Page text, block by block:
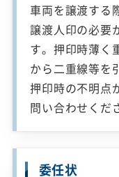
車両を譲渡する
譲渡人印の必要
す。押印時薄く
から二重線等を
押印時の不明点
問い合わせくだ
委任状